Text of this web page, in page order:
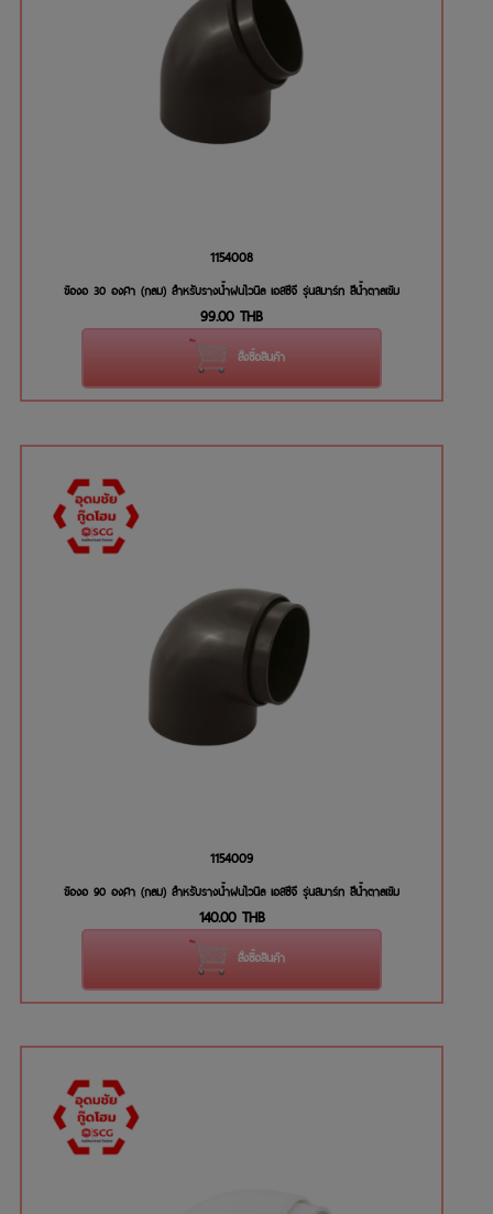
1154008
ข้องอ 30 องศา (กลม) สำหรับรางน้ำฝนไวนิล เอสซีจี รุ่นสมาร์ท สีน้ำตาลเข้ม
99.00 THB
สั่งซื้อสินค้า
1154009
ข้องอ 90 องศา (กลม) สำหรับรางน้ำฝนไวนิล เอสซีจี รุ่นสมาร์ท สีน้ำตาลเข้ม
140.00 THB
สั่งซื้อสินค้า